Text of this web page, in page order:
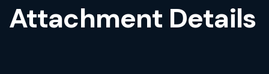
Attachment Details